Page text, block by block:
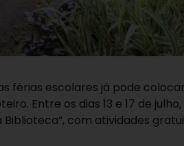
férias escolares já pode
Entre os dias 13 e 17 de
com atividades